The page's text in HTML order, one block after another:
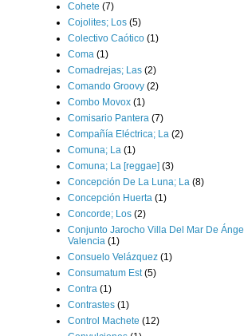
Cohete (7)
Cojolites; Los (5)
Colectivo Caótico (1)
Coma (1)
Comadrejas; Las (2)
Comando Groovy (2)
Combo Movox (1)
Comisario Pantera (7)
Compañía Eléctrica; La (2)
Comuna; La (1)
Comuna; La [reggae] (3)
Concepción De La Luna; La (8)
Concepción Huerta (1)
Concorde; Los (2)
Conjunto Jarocho Villa Del Mar De Ángel
Valencia (1)
Consuelo Velázquez (1)
Consumatum Est (5)
Contra (1)
Contrastes (1)
Control Machete (12)